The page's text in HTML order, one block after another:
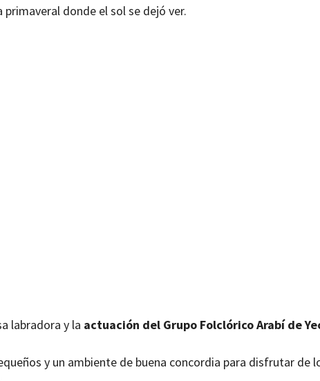
primaveral donde el sol se dejó ver.
labradora y la actuación del Grupo Folclórico Arabí de
y un ambiente de buena concordia para disfrutar de